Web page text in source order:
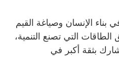
بناء الإنسان وصياغة القيم
الطاقات التي تصنع التنمية،
بثقة أكبر في